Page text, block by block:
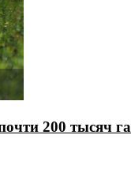
200 тысяч га